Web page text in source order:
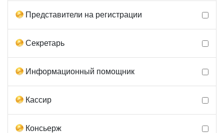
Представители на регистрации
Секретарь
Информационный помощник
Кассир
Консьерж